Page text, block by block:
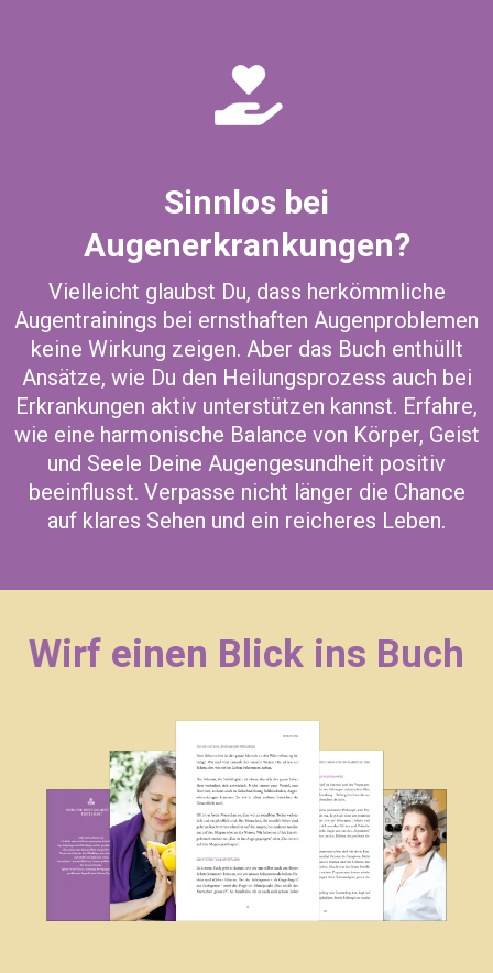
Sinnlos bei
Augenerkrankungen?
Vielleicht glaubst Du, dass herkömmliche
Augentrainings bei ernsthaften Augenproblemen
keine Wirkung zeigen. Aber das Buch enthüllt
Ansätze, wie Du den Heilungsprozess auch bei
Erkrankungen aktiv unterstützen kannst. Erfahre,
wie eine harmonische Balance von Körper, Geist
und Seele Deine Augengesundheit positiv
beeinflusst. Verpasse nicht länger die Chance
auf klares Sehen und ein reicheres Leben.
Wirf einen Blick ins Buch